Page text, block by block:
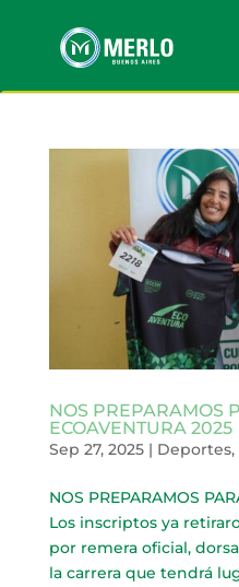
NOS PREPARAMOS
ECOAVENTURA 2025
Sep 27, 2025| Deportes,
NOS PREPARAMOS
Los inscriptos ya
por remera oficial,
la carrera que tendrá